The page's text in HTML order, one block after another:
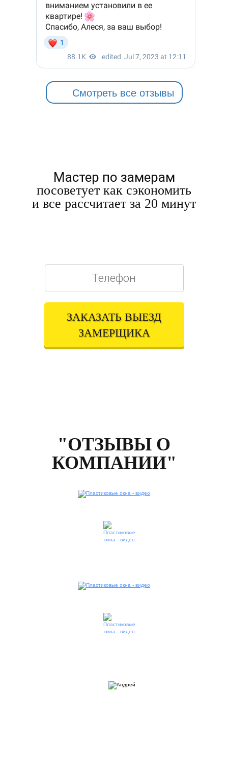
Смотреть все отзывы
Мастер по замерам
посоветует как сэкономить
и все рассчитает за 20 минут
ЗАКАЗАТЬ ВЫЕЗД
ЗАМЕРЩИКА
"ОТЗЫВЫ О
КОМПАНИИ"